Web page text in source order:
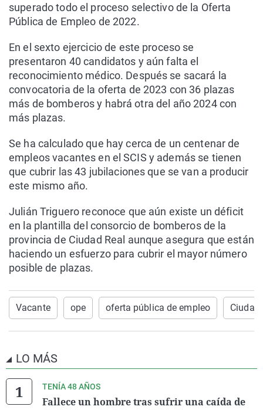
superado todo el proceso selectivo de la Oferta
Pública de Empleo de 2022.
En el sexto ejercicio de este proceso se
presentaron 40 candidatos y aún falta el
reconocimiento médico. Después se sacará la
convocatoria de la oferta de 2023 con 36 plazas
más de bomberos y habrá otra del año 2024 con
más plazas.
Se ha calculado que hay cerca de un centenar de
empleos vacantes en el SCIS y además se tienen
que cubrir las 43 jubilaciones que se van a producir
este mismo año.
Julián Triguero reconoce que aún existe un déficit
en la plantilla del consorcio de bomberos de la
provincia de Ciudad Real aunque asegura que están
haciendo un esfuerzo para cubrir el mayor número
posible de plazas.
Vacante ope oferta pública de empleo Ciudad
LO MÁS
TENÍA 48 AÑOS
Fallece un hombre tras sufrir una caída de